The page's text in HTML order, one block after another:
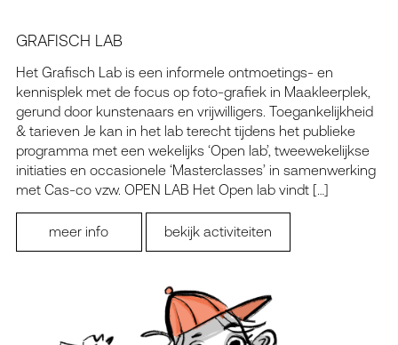
GRAFISCH LAB
Het Grafisch Lab is een informele ontmoetings- en
kennisplek met de focus op foto-grafiek in Maak­leerplek,
gerund door kunstenaars en vrijwilligers. Toegankelijkheid
& tarieven Je kan in het lab terecht tijdens het publieke
programma met een wekelijks ‘Open lab’, tweewekelijkse
initiaties en occasionele ‘Masterclasses’ in samenwerking
met Cas-co vzw. OPEN LAB Het Open lab vindt […]
meer info bekijk activiteiten